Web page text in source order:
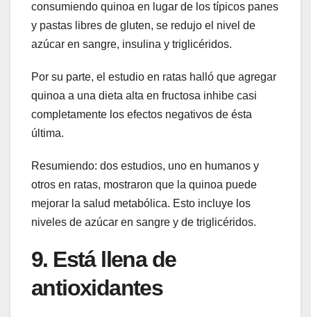
consumiendo quinoa en lugar de los típicos panes
y pastas libres de gluten, se redujo el nivel de
azúcar en sangre, insulina y triglicéridos.
Por su parte, el estudio en ratas halló que agregar
quinoa a una dieta alta en fructosa inhibe casi
completamente los efectos negativos de ésta
última.
Resumiendo: dos estudios, uno en humanos y
otros en ratas, mostraron que la quinoa puede
mejorar la salud metabólica. Esto incluye los
niveles de azúcar en sangre y de triglicéridos.
9. Está llena de
antioxidantes